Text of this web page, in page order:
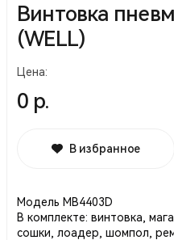
Винтовка
(WELL)
Цена:
0 р.
В избранное
Модель MB4403D
В комплекте: винтовка,
сошки, лоадер, шомпол,